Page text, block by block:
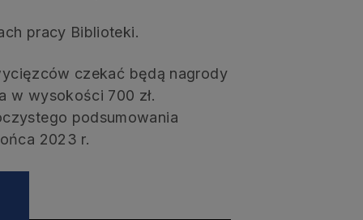
pracy Biblioteki.
czekać będą nagrody
w wysokości 700 zł.
podsumowania
2023 r.